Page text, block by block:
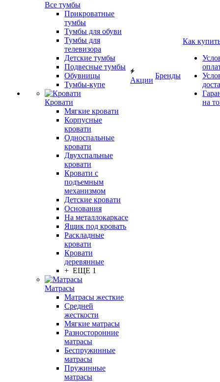
Все тумбы
Прикроватные
тумбы
Тумбы для обуви
Тумбы для
телевизора
Детские тумбы
Подвесные тумбы
Обувницы
Тумбы-купе
Кровати
Мягкие кровати
Корпусные
кровати
Односпальные
кровати
Двухспальные
кровати
Кровати с
подъемным
механизмом
Детские кровати
Основания
На металлокаркасе
Ящик под кровать
Раскладные
кровати
Кровати
деревянные
+ ЕЩЕ 1
Матрасы
Матрасы жесткие
Средней
жесткости
Мягкие матрасы
Разносторонние
матрасы
Беспружинные
матрасы
Пружинные
матрасы
Акции
Бренды
Как
на